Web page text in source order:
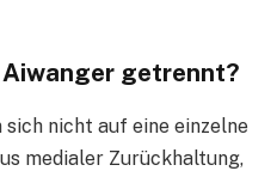
Aiwanger getrennt?
sich nicht auf eine einzelne
medialer Zurückhaltung,